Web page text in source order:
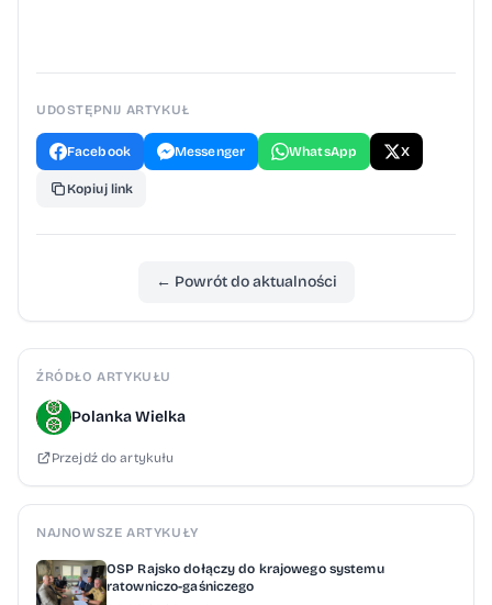
UDOSTĘPNIJ ARTYKUŁ
Facebook Messenger WhatsApp X
Kopiuj link
← Powrót do aktualności
ŹRÓDŁO ARTYKUŁU
Polanka Wielka
Przejdź do artykułu
NAJNOWSZE ARTYKUŁY
OSP Rajsko dołączy do krajowego systemu
ratowniczo-gaśniczego